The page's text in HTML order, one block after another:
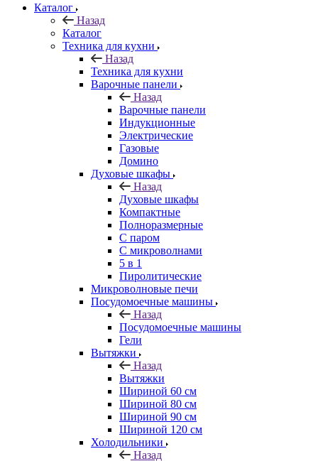
Каталог
Назад
Каталог
Техника для кухни
Назад
Техника для кухни
Варочные панели
Назад
Варочные панели
Индукционные
Электрические
Газовые
Домино
Духовые шкафы
Назад
Духовые шкафы
Компактные
Полноразмерные
C паром
C микроволнами
5 в 1
Пиролитические
Микроволновые печи
Посудомоечные машины
Назад
Посудомоечные машины
Гели
Вытяжки
Назад
Вытяжки
Шириной 60 см
Шириной 80 см
Шириной 90 см
Шириной 120 см
Холодильники
Назад